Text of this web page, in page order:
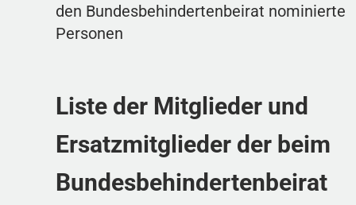
den Bundesbehindertenbeirat nominierte
Personen
Liste der Mitglieder und
Ersatzmitglieder der beim
Bundesbehindertenbeirat